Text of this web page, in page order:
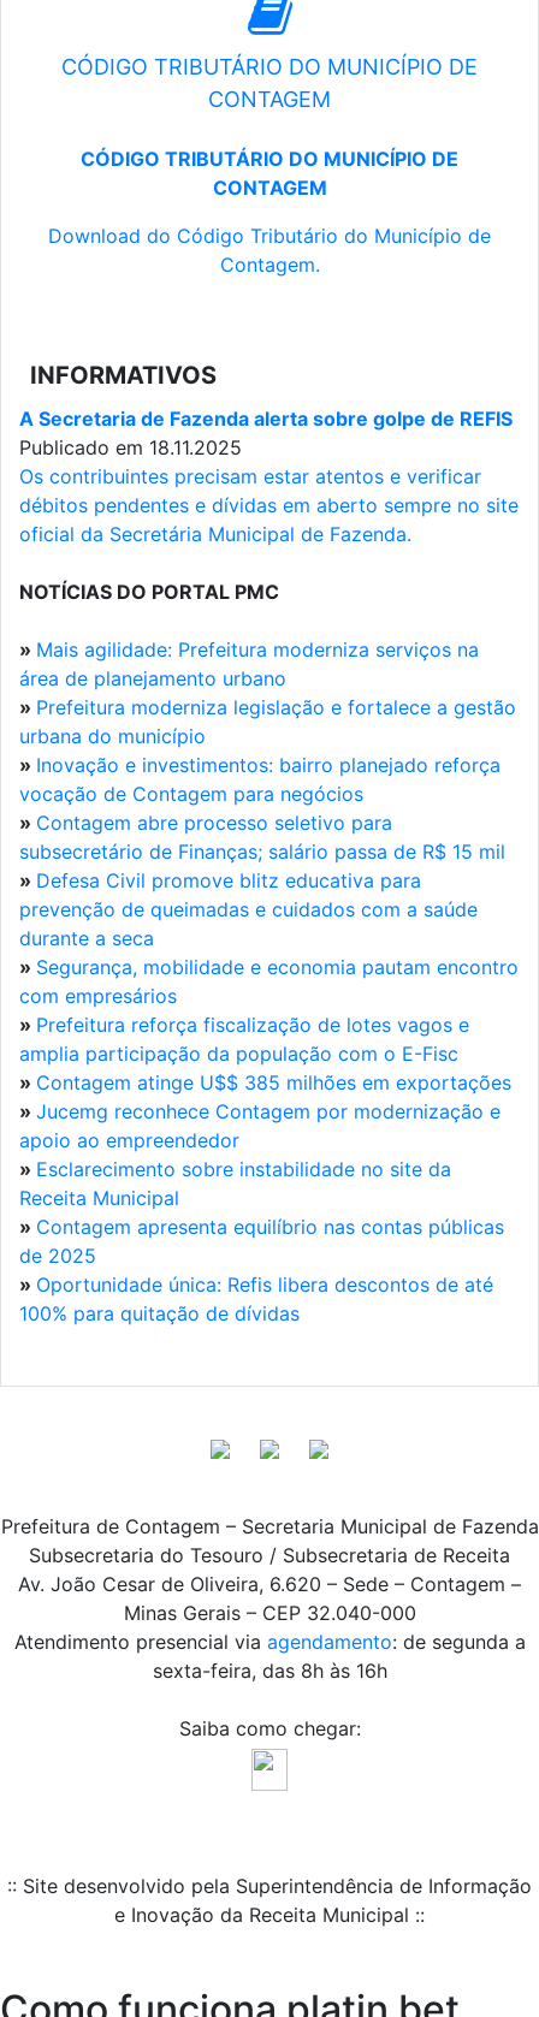
CÓDIGO TRIBUTÁRIO DO MUNICÍPIO DE
CONTAGEM
CÓDIGO TRIBUTÁRIO DO MUNICÍPIO DE
CONTAGEM
Download do Código Tributário do Município de
Contagem.
INFORMATIVOS
A Secretaria de Fazenda alerta sobre golpe de REFIS
Publicado em 18.11.2025
Os contribuintes precisam estar atentos e verificar
débitos pendentes e dívidas em aberto sempre no site
oficial da Secretária Municipal de Fazenda.
NOTÍCIAS DO PORTAL PMC
» Mais agilidade: Prefeitura moderniza serviços na
área de planejamento urbano
» Prefeitura moderniza legislação e fortalece a gestão
urbana do município
» Inovação e investimentos: bairro planejado reforça
vocação de Contagem para negócios
» Contagem abre processo seletivo para
subsecretário de Finanças; salário passa de R$ 15 mil
» Defesa Civil promove blitz educativa para
prevenção de queimadas e cuidados com a saúde
durante a seca
» Segurança, mobilidade e economia pautam encontro
com empresários
» Prefeitura reforça fiscalização de lotes vagos e
amplia participação da população com o E-Fisc
» Contagem atinge U$$ 385 milhões em exportações
» Jucemg reconhece Contagem por modernização e
apoio ao empreendedor
» Esclarecimento sobre instabilidade no site da
Receita Municipal
» Contagem apresenta equilíbrio nas contas públicas
de 2025
» Oportunidade única: Refis libera descontos de até
100% para quitação de dívidas
Prefeitura de Contagem – Secretaria Municipal de Fazenda
Subsecretaria do Tesouro / Subsecretaria de Receita
Av. João Cesar de Oliveira, 6.620 – Sede – Contagem –
Minas Gerais – CEP 32.040-000
Atendimento presencial via agendamento: de segunda a
sexta-feira, das 8h às 16h
Saiba como chegar:
:: Site desenvolvido pela Superintendência de Informação
e Inovação da Receita Municipal ::